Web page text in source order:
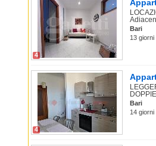
4
Bari
13
4
Bari
14